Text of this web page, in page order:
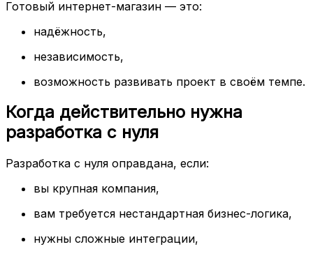
Готовый интернет-магазин — это:
надёжность,
независимость,
возможность развивать проект в своём темпе.
Когда действительно нужна
разработка с нуля
Разработка с нуля оправдана, если:
вы крупная компания,
вам требуется нестандартная бизнес-логика,
нужны сложные интеграции,